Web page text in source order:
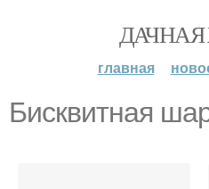
главная
Бисквитная